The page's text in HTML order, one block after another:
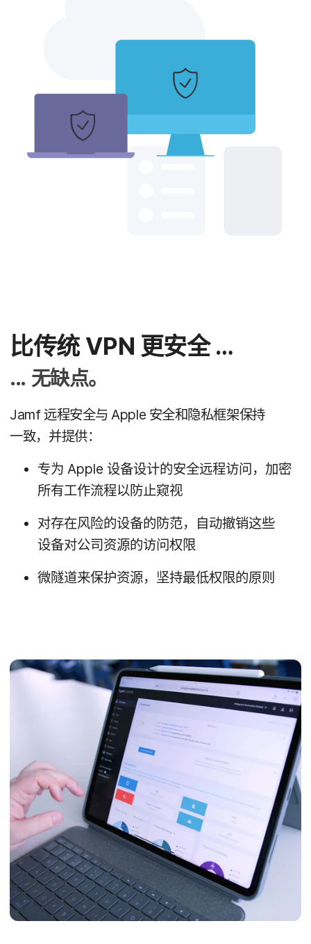
比​传统VPN 更​安全 …
... 无​缺点。
Jamf远程​安全​与 Apple 安全​和​隐私框架​保持​
一致，​并​提供：
专为 Apple设备​设计​的​安全​远程​访问，​加密​
所有​工作​流程​以​防止​窥视
对​存在​风险​的​设备​的​防范，​自动​撤销​这些​
设备​对​公司​资源​的​访问​权限
微​隧道来​保护​资源，​坚持​最​低​权限​的​原则